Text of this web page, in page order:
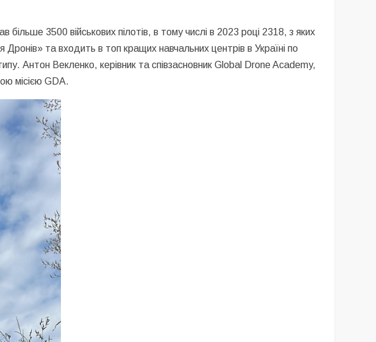
3500 військових пілотів, в тому числі в 2023 році 2318, з яких
та входить в топ кращих навчальних центрів в Україні по
Антон Векленко, керівник та співзасновник Global Drone Academy,
місією GDA.